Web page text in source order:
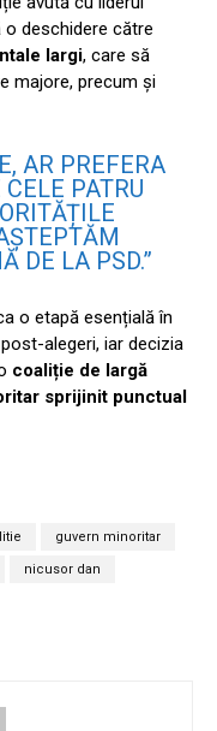
deschidere către
largi, care să
majore, precum și
AR PREFERA
PATRU
DE LA PSD.”
o etapă esențială în
alegeri, iar decizia
coaliție de largă
sprijinit punctual
guvern minoritar
nicusor dan